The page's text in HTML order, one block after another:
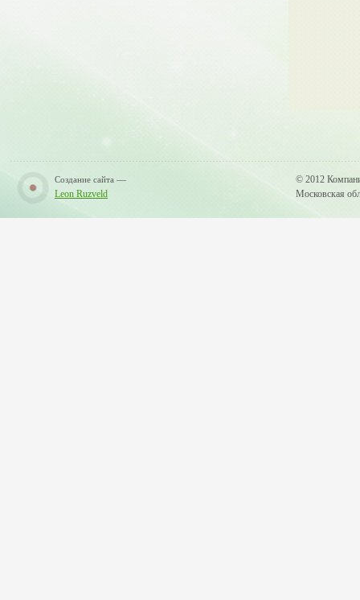
Создание сайта —
Leon Ruzveld
© 2012
Московская